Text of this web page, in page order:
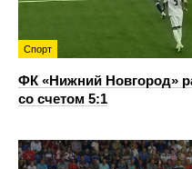
Спорт
ФК «Нижний Новгород»
со счетом 5:1